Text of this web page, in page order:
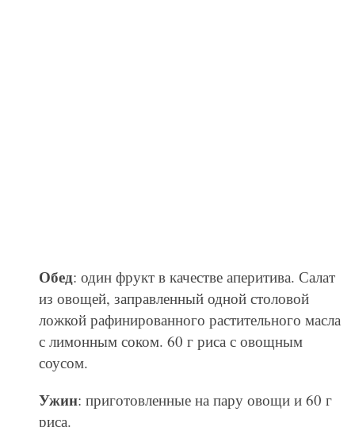
Обед: один фрукт в качестве аперитива. Салат
из овощей, заправленный одной столовой
ложкой рафинированного растительного масла
с лимонным соком. 60 г риса с овощным
соусом.
Ужин: приготовленные на пару овощи и 60 г
риса.